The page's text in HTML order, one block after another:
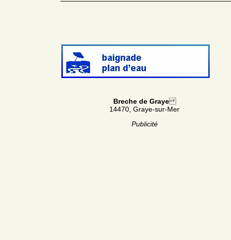
Breche de Graye
14470, Graye-sur-Mer
Publicité